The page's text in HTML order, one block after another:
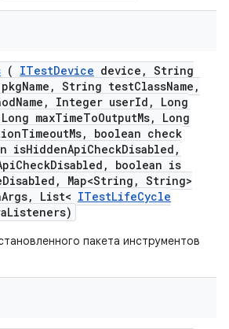
( ITestDevice device , String
Name , String testClassName ,
Name , Integer userId ,
Long
Long maxTimeToOutputMs,
Long
TimeoutMs,
boolean check
isHiddenApiCheckDisabled ,
CheckDisabled ,
boolean is
Disabled , Map<String , String>
Args, List< ITestLifeCycle
Listeners)
пакета инструментов